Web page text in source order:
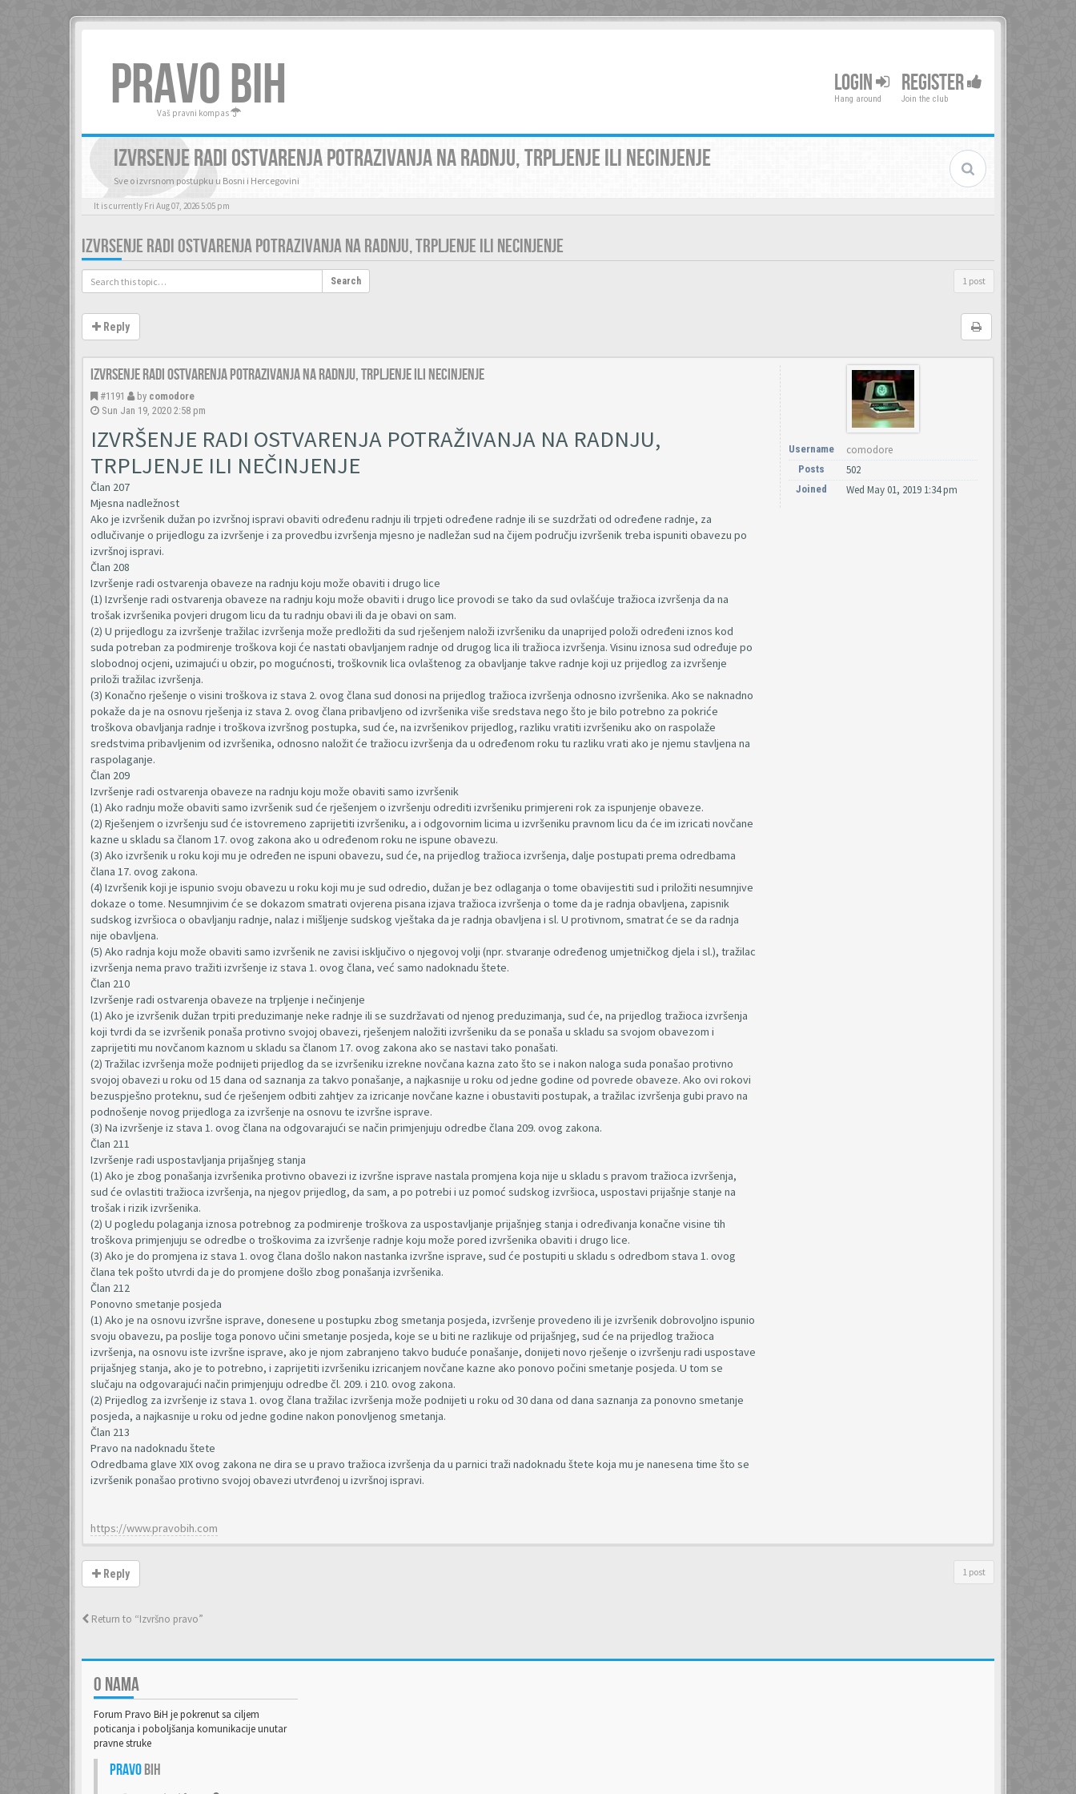
PRAVO BIH
Vaš pravni kompas
LOGIN
Hang around
REGISTER
Join the club
IZVRSENJE RADI OSTVARENJA POTRAZIVANJA NA RADNJU, TRPLJENJE ILI NECINJENJE
Sve o izvrsnom postupku u Bosni i Hercegovini
It is currently Fri Aug 07, 2026 5:05 pm
IZVRSENJE RADI OSTVARENJA POTRAZIVANJA NA RADNJU, TRPLJENJE ILI NECINJENJE
Search 1 post
Reply
Izvrsenje radi ostvarenja potrazivanja na radnju, trpljenje ili necinjenje
#1191 by comodore
Sun Jan 19, 2020 2:58 pm
IZVRŠENJE RADI OSTVARENJA POTRAŽIVANJA NA RADNJU,
TRPLJENJE ILI NEČINJENJE
Član 207
Mjesna nadležnost
Ako je izvršenik dužan po izvršnoj ispravi obaviti određenu radnju ili trpjeti određene radnje ili se suzdržati od određene radnje, za
odlučivanje o prijedlogu za izvršenje i za provedbu izvršenja mjesno je nadležan sud na čijem području izvršenik treba ispuniti obavezu po
izvršnoj ispravi.
Član 208
Izvršenje radi ostvarenja obaveze na radnju koju može obaviti i drugo lice
(1) Izvršenje radi ostvarenja obaveze na radnju koju može obaviti i drugo lice provodi se tako da sud ovlašćuje tražioca izvršenja da na
trošak izvršenika povjeri drugom licu da tu radnju obavi ili da je obavi on sam.
(2) U prijedlogu za izvršenje tražilac izvršenja može predložiti da sud rješenjem naloži izvršeniku da unaprijed položi određeni iznos kod
suda potreban za podmirenje troškova koji će nastati obavljanjem radnje od drugog lica ili tražioca izvršenja. Visinu iznosa sud određuje po
slobodnoj ocjeni, uzimajući u obzir, po mogućnosti, troškovnik lica ovlaštenog za obavljanje takve radnje koji uz prijedlog za izvršenje
priloži tražilac izvršenja.
(3) Konačno rješenje o visini troškova iz stava 2. ovog člana sud donosi na prijedlog tražioca izvršenja odnosno izvršenika. Ako se naknadno
pokaže da je na osnovu rješenja iz stava 2. ovog člana pribavljeno od izvršenika više sredstava nego što je bilo potrebno za pokriće
troškova obavljanja radnje i troškova izvršnog postupka, sud će, na izvršenikov prijedlog, razliku vratiti izvršeniku ako on raspolaže
sredstvima pribavljenim od izvršenika, odnosno naložit će tražiocu izvršenja da u određenom roku tu razliku vrati ako je njemu stavljena na
raspolaganje.
Član 209
Izvršenje radi ostvarenja obaveze na radnju koju može obaviti samo izvršenik
(1) Ako radnju može obaviti samo izvršenik sud će rješenjem o izvršenju odrediti izvršeniku primjereni rok za ispunjenje obaveze.
(2) Rješenjem o izvršenju sud će istovremeno zaprijetiti izvršeniku, a i odgovornim licima u izvršeniku pravnom licu da će im izricati novčane
kazne u skladu sa članom 17. ovog zakona ako u određenom roku ne ispune obavezu.
(3) Ako izvršenik u roku koji mu je određen ne ispuni obavezu, sud će, na prijedlog tražioca izvršenja, dalje postupati prema odredbama
člana 17. ovog zakona.
(4) Izvršenik koji je ispunio svoju obavezu u roku koji mu je sud odredio, dužan je bez odlaganja o tome obavijestiti sud i priložiti nesumnjive
dokaze o tome. Nesumnjivim će se dokazom smatrati ovjerena pisana izjava tražioca izvršenja o tome da je radnja obavljena, zapisnik
sudskog izvršioca o obavljanju radnje, nalaz i mišljenje sudskog vještaka da je radnja obavljena i sl. U protivnom, smatrat će se da radnja
nije obavljena.
(5) Ako radnja koju može obaviti samo izvršenik ne zavisi isključivo o njegovoj volji (npr. stvaranje određenog umjetničkog djela i sl.), tražilac
izvršenja nema pravo tražiti izvršenje iz stava 1. ovog člana, već samo nadoknadu štete.
Član 210
Izvršenje radi ostvarenja obaveze na trpljenje i nečinjenje
(1) Ako je izvršenik dužan trpiti preduzimanje neke radnje ili se suzdržavati od njenog preduzimanja, sud će, na prijedlog tražioca izvršenja
koji tvrdi da se izvršenik ponaša protivno svojoj obavezi, rješenjem naložiti izvršeniku da se ponaša u skladu sa svojom obavezom i
zaprijetiti mu novčanom kaznom u skladu sa članom 17. ovog zakona ako se nastavi tako ponašati.
(2) Tražilac izvršenja može podnijeti prijedlog da se izvršeniku izrekne novčana kazna zato što se i nakon naloga suda ponašao protivno
svojoj obavezi u roku od 15 dana od saznanja za takvo ponašanje, a najkasnije u roku od jedne godine od povrede obaveze. Ako ovi rokovi
bezuspješno proteknu, sud će rješenjem odbiti zahtjev za izricanje novčane kazne i obustaviti postupak, a tražilac izvršenja gubi pravo na
podnošenje novog prijedloga za izvršenje na osnovu te izvršne isprave.
(3) Na izvršenje iz stava 1. ovog člana na odgovarajući se način primjenjuju odredbe člana 209. ovog zakona.
Član 211
Izvršenje radi uspostavljanja prijašnjeg stanja
(1) Ako je zbog ponašanja izvršenika protivno obavezi iz izvršne isprave nastala promjena koja nije u skladu s pravom tražioca izvršenja,
sud će ovlastiti tražioca izvršenja, na njegov prijedlog, da sam, a po potrebi i uz pomoć sudskog izvršioca, uspostavi prijašnje stanje na
trošak i rizik izvršenika.
(2) U pogledu polaganja iznosa potrebnog za podmirenje troškova za uspostavljanje prijašnjeg stanja i određivanja konačne visine tih
troškova primjenjuju se odredbe o troškovima za izvršenje radnje koju može pored izvršenika obaviti i drugo lice.
(3) Ako je do promjena iz stava 1. ovog člana došlo nakon nastanka izvršne isprave, sud će postupiti u skladu s odredbom stava 1. ovog
člana tek pošto utvrdi da je do promjene došlo zbog ponašanja izvršenika.
Član 212
Ponovno smetanje posjeda
(1) Ako je na osnovu izvršne isprave, donesene u postupku zbog smetanja posjeda, izvršenje provedeno ili je izvršenik dobrovoljno ispunio
svoju obavezu, pa poslije toga ponovo učini smetanje posjeda, koje se u biti ne razlikuje od prijašnjeg, sud će na prijedlog tražioca
izvršenja, na osnovu iste izvršne isprave, ako je njom zabranjeno takvo buduće ponašanje, donijeti novo rješenje o izvršenju radi uspostave
prijašnjeg stanja, ako je to potrebno, i zaprijetiti izvršeniku izricanjem novčane kazne ako ponovo počini smetanje posjeda. U tom se
slučaju na odgovarajući način primjenjuju odredbe čl. 209. i 210. ovog zakona.
(2) Prijedlog za izvršenje iz stava 1. ovog člana tražilac izvršenja može podnijeti u roku od 30 dana od dana saznanja za ponovno smetanje
posjeda, a najkasnije u roku od jedne godine nakon ponovljenog smetanja.
Član 213
Pravo na nadoknadu štete
Odredbama glave XIX ovog zakona ne dira se u pravo tražioca izvršenja da u parnici traži nadoknadu štete koja mu je nanesena time što se
izvršenik ponašao protivno svojoj obavezi utvrđenoj u izvršnoj ispravi.
https://www.pravobih.com
Username comodore
Posts 502
Joined Wed May 01, 2019 1:34 pm
Reply 1 post
Return to “Izvršno pravo”
O NAMA
Forum Pravo BiH je pokrenut sa ciljem
poticanja i poboljšanja komunikacije unutar
pravne struke
PravoBiH